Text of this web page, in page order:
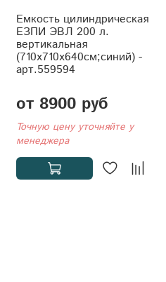
Емкость цилиндрическая
ЕЗПИ ЭВЛ 200 л.
вертикальная
(710x710x640см;синий) -
арт.559594
от 8900 руб
Точную цену уточняйте у
менеджера